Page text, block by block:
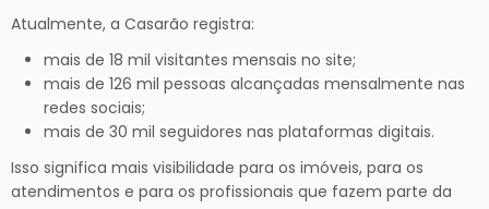
Atualmente, a Casarão registra:
mais de 18 mil visitantes mensais no site;
mais de 126 mil pessoas alcançadas mensalmente nas
redes sociais;
mais de 30 mil seguidores nas plataformas digitais.
Isso significa mais visibilidade para os imóveis, para os
atendimentos e para os profissionais que fazem parte da